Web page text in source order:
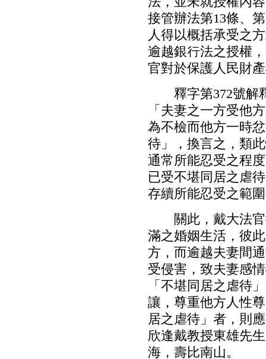
接管辦法第13條、
人得以概括承受之
逾越銀行法之授權
官對於保護人民財
釋字第372號解釋
「夫妻之一方受他
為不檢而他方一時
待」，換言之，類
通常所能忍受之程
已受不堪同居之虐
存續所能忍受之範
關此，戴大法官
滿之婚姻生活，彼
方，而逾越夫妻間
受侵害，致夫妻感
「不堪同居之虐待
讓，尊重他方人性
居之虐待」者，則
欣逢戴教授東雄先
海，壽比南山。